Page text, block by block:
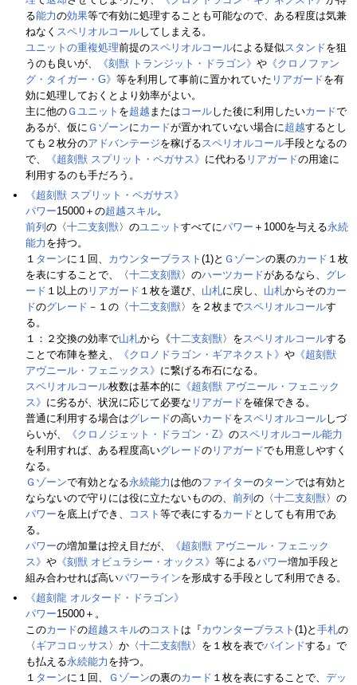
る能力の効果等で有効に処理することも可能なので、ある程度は気兼
ねなく スペリオルコールしてしまえる。
ユニットの重複処理前提のスペリオルコールによる疑似スタンドを狙
うのも良いが、
《刻獣 トランジット・ドラゴン》 や 《クロノファン
グ・タイガー・G》 等を利用して事前に置かれていた リアガードを有
効に処理しておくとより効率がよい。
主に他の Ｇユニット を超越 または コールした後に利用したいカードで
あるが、仮に Ｇゾーンにカードが置かれていない場合に超越するとし
ても２枚分のアドバンテージを稼げるスペリオルコール手段となるの
で、
《超刻獣 スプリット・ペガサス》 に代わる リアガードの用途に
利用するのも手だろう。
《超刻獣 スプリット・ペガサス》
パワー15000＋の超越スキル。
前列 の〈十二支刻獣〉のユニット すべてにパワー ＋1000を与える永続
能力 を持つ。
１ ターンに１回、 カウンターブラスト (1)と Ｇゾーンの裏のカード １枚
を表にすることで、〈十二支刻獣〉のハーツカードがあるなら、 グレ
ード １以上の リアガード １枚を選び、 山札に戻し、 山札からそのカー
ドのグレード －１の〈十二支刻獣〉を２枚までスペリオルコールす
る。
１：２交換の効率で山札から《十二支刻獣〉をスペリオルコールする
ことで布陣を整え、
《クロノドラゴン・ギアネクスト》 や 《超刻獣
アヴニール・フェニックス》 に繋げる布石になる。
スペリオルコール枚数は基本的に 《超刻獣 アヴニール・フェニック
ス》 に劣るが、状況に応じて必要な リアガードを確保できる。
普通に利用する場合はグレードの高いカードをスペリオルコールしづ
らいが、
《クロノジェット・ドラゴン・Z》 のスペリオルコール能力
を利用すれば、ある程度高いグレードの リアガードでも用意しやすく
なる。
Ｇゾーンで有効となる永続能力 は他のファイターのターンでは有効と
ならないので守りには役に立たないものの、 前列 の〈十二支刻獣〉の
パワーを底上げでき、 コスト 等で表にするカード としても有用であ
る。
パワーの増加量は控え目だが、
《超刻獣 アヴニール・フェニック
ス》 や 《刻獣 オビュラシー・オックス》 等によるパワー増加手段と
組み合わせれば高いパワーラインを形成する手段として利用できる。
《超刻龍 オルタード・ドラゴン》
パワー15000＋。
このカードの超越スキルのコスト は『カウンターブラスト (1)と 手札の
〈 ギアコロッサス 〉か〈十二支刻獣〉を１枚を表でバインドする』で
も払える永続能力 を持つ。
１ ターンに１回、 Ｇゾーンの裏のカード １枚を表にすることで、 デッ